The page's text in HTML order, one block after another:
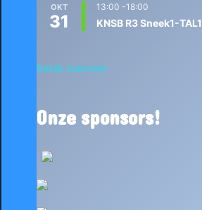
OKT
31
13:00 -18:00
KNSB R3 Sneek1-TAL1
Bekijk kalender
Onze sponsors!